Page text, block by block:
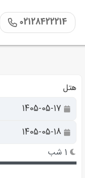
02128422214
هتل
1 شب